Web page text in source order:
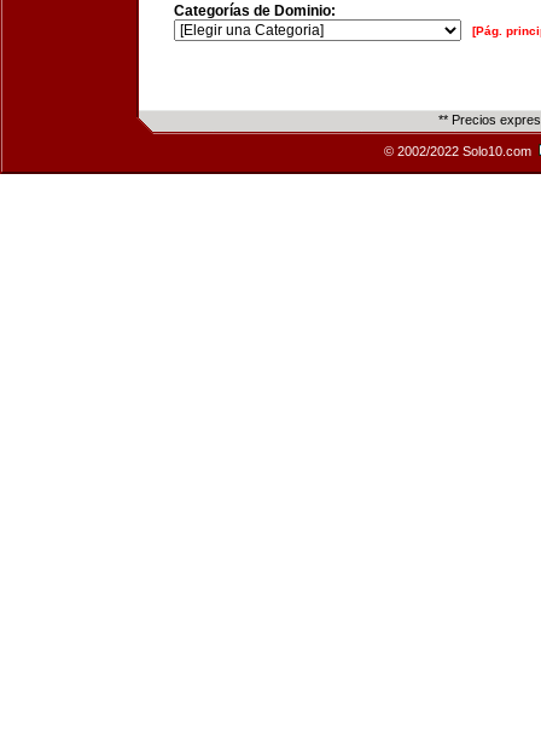
Categorías de Dominio:
[Pág.
** Precios
© 2002/2022 Solo10.com